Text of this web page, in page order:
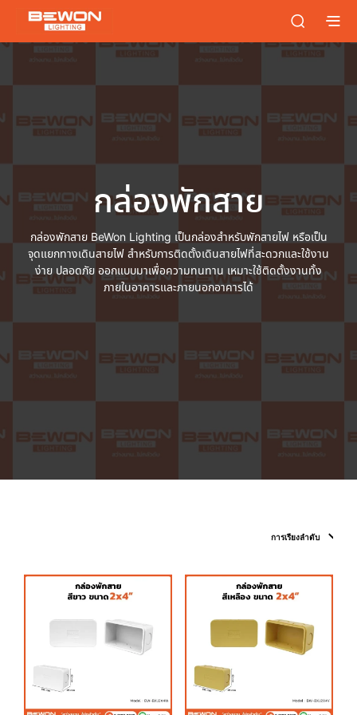
กล่องพักสาย
กล่องพักสาย BeWon Lighting เป็นกล่องสำหรับพักสายไฟ หรือเป็น
จุดแยกทางเดินสายไฟ สำหรับการติดตั้งเดินสายไฟที่สะดวกและใช้งาน
ง่าย ปลอดภัย ออกแบบมาเพื่อความทนทาน เหมาะใช้ติดตั้งงานทั้ง
ภายในอาคารและภายนอกอาคารได้